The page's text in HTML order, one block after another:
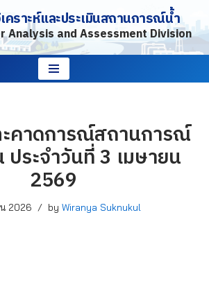
คราะห์และประเมินสถานการณ์น้ำ
Analysis and Assessment Division
ะคาดการณ์สถานการณ์
ประจำวันที่ 3 เมษายน
2569
2026 by Wiranya Suknukul